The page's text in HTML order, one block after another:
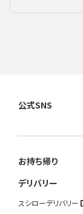
公式SNS
お持ち帰り
デリバリー
スシローデリバリー